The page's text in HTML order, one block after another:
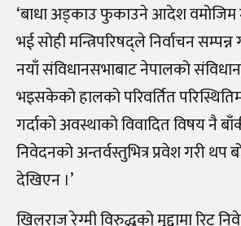
‘बाधा अड्काउ फुकाउने आदेश वमोजिम
भई सोही मन्त्रिपरिषद्ले निर्वाचन
नयाँ संविधानसभाबाट नेपालको
भइसकेको हालको परिवर्तित
गर्दाको अवस्थाको विवादित विषय नै
निवेदनको अन्तर्वस्तुभित्र प्रवेश गरी
देखिएन ।’